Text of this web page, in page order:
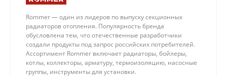
Rommer — один из лидеров по выпуску секционных
радиаторов отопления. Популярность бренда
обусловлена тем, что отечественные разработчики
создали продукты под запрос российских потребителей.
Ассортимент Rommer включает радиаторы, бойлеры,
котлы, коллекторы, арматуру, термоизоляцию, насосные
группы, инструменты для установки.